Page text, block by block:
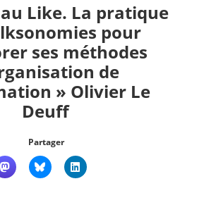
Like. La pratique
pour
ses méthodes
de
» Olivier Le
Deuff
Partager